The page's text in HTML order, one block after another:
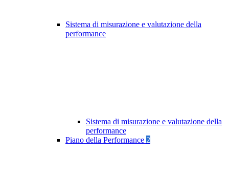
Sistema di misurazione e valutazione della
performance
Sistema di misurazione e valutazione della
performance
Piano della Performance 2